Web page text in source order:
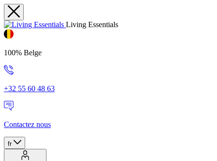
Living Essentials
100% Belge
+32 55 60 48 63
Contactez nous
fr